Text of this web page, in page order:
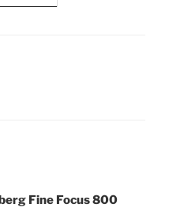
Fine Focus 800